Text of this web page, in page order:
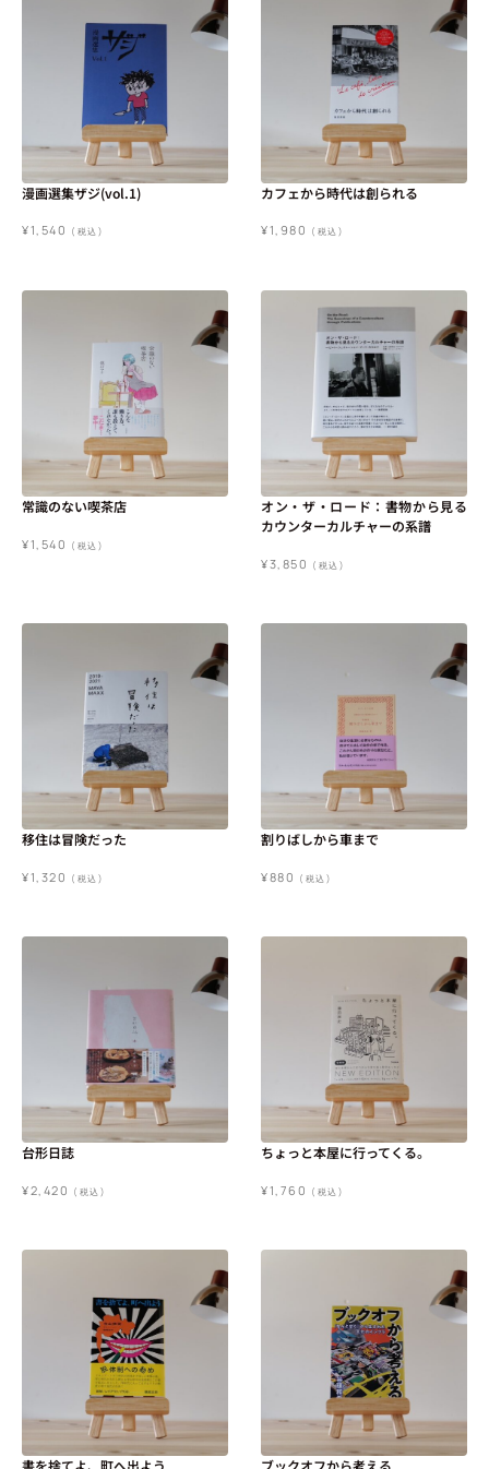
漫画選集ザジ(vol.1)
¥1,540 (税込)
カフェから時代は創られる
¥1,980 (税込)
常識のない喫茶店
¥1,540 (税込)
オン・ザ・ロード：書物から見る
カウンターカルチャーの系譜
¥3,850 (税込)
移住は冒険だった
¥1,320 (税込)
割りばしから車まで
¥880 (税込)
台形日誌
¥2,420 (税込)
ちょっと本屋に行ってくる。
¥1,760 (税込)